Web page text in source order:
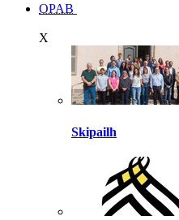
OPAB
X
Skipailh